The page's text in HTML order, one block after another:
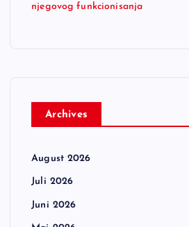
njegovog funkcionisanja
Archives
August 2026
Juli 2026
Juni 2026